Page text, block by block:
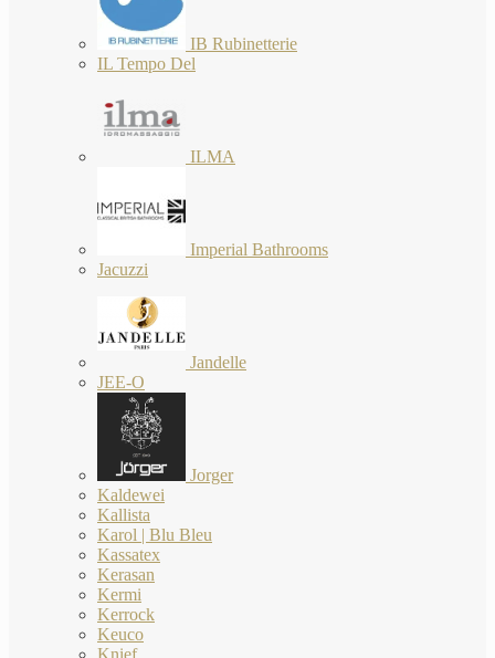
IB Rubinetterie
IL Tempo Del
ILMA
Imperial Bathrooms
Jacuzzi
Jandelle
JEE-O
Jorger
Kaldewei
Kallista
Karol | Blu Bleu
Kassatex
Kerasan
Kermi
Kerrock
Keuco